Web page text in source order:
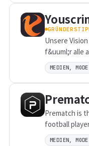
Unsere
f&uuml;r alle
sein, die den
wollen.
MEDIEN,
Prematch is
football
MEDIEN,